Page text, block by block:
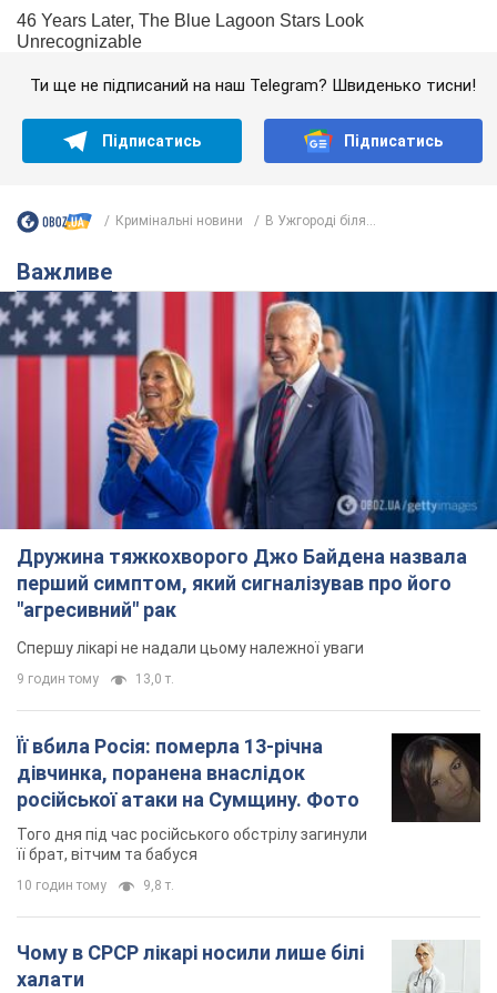
Ти ще не підписаний на наш Telegram? Швиденько тисни!
Підписатись Підписатись
Кримінальні новини В Ужгороді біля...
Важливе
Дружина тяжкохворого Джо Байдена назвала
перший симптом, який сигналізував про його
"агресивний" рак
Спершу лікарі не надали цьому належної уваги
9 годин тому 13,0 т.
Її вбила Росія: померла 13-річна
дівчинка, поранена внаслідок
російської атаки на Сумщину. Фото
Того дня під час російського обстрілу загинули
її брат, вітчим та бабуся
10 годин тому 9,8 т.
Чому в СРСР лікарі носили лише білі
халати